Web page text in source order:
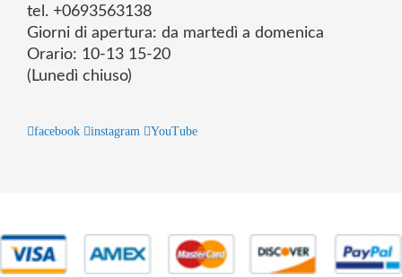
tel. +0693563138
Giorni di apertura: da martedì a domenica
Orario: 10-13 15-20
(Lunedì chiuso)
facebook instagram YouTube